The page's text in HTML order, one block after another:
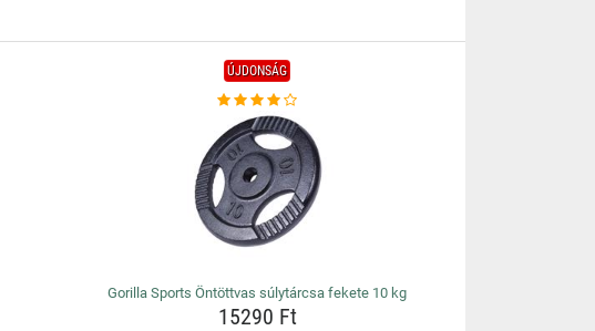
ÚJDONSÁG
Gorilla Sports Öntöttvas súlytárcsa fekete 10 kg
15290 Ft